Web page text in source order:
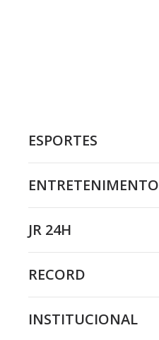
ESPORTES
ENTRETENIMENTO
JR 24H
RECORD
INSTITUCIONAL